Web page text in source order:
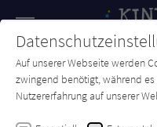
SUCHE Forum
Jessie Sima
Auf unserer Webseite werden
zwingend benötigt, während
Nutzererfahrung auf unserer